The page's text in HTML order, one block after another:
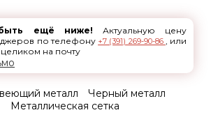
ещё ниже! Актуальную цену
по телефону +7 (391) 269-90-86 , или
целиком на почту
металл
Черный металл
Металлическая сетка